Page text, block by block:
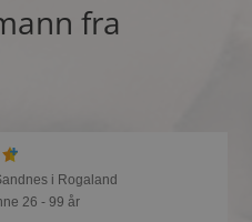
fra
i Rogaland
26 - 99 år